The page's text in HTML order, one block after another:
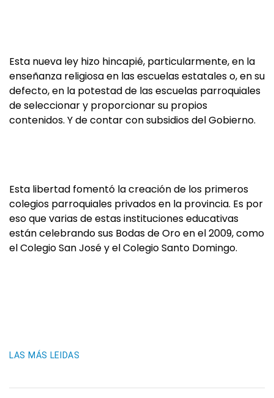
Esta nueva ley hizo hincapié, particularmente, en la
enseñanza religiosa en las escuelas estatales o, en su
defecto, en la potestad de las escuelas parroquiales
de seleccionar y proporcionar su propios
contenidos. Y de contar con subsidios del Gobierno.
Esta libertad fomentó la creación de los primeros
colegios parroquiales privados en la provincia. Es por
eso que varias de estas instituciones educativas
están celebrando sus Bodas de Oro en el 2009, como
el Colegio San José y el Colegio Santo Domingo.
LAS MÁS LEIDAS